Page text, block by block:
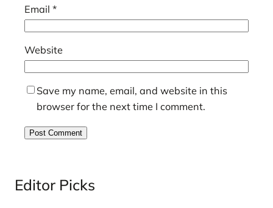
Email *
Website
Save my name, email, and website in this
browser for the next time I comment.
Editor Picks